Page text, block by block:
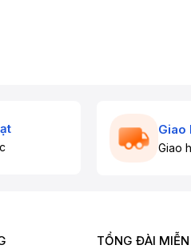
Giao
Giao
TỔNG ĐÀI MIỄN